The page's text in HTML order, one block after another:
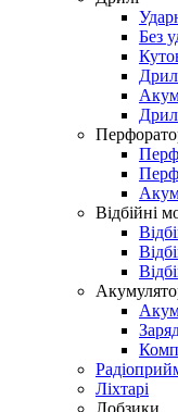
Без
Відбійні
Ліхтарі
Лобзики